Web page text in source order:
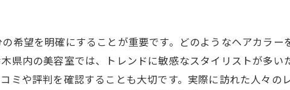
希望を明確にすることが重要です。どのようなヘアカラ
県内の美容室では、トレンドに敏感なスタイリストが多
ミや評判を確認することも大切です。実際に訪れた人々の